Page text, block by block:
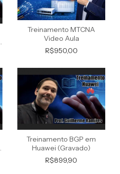
Treinamento MTCNA
Video Aula
R$950,00
Treinamento BGP em
Huawei (Gravado)
R$899,90